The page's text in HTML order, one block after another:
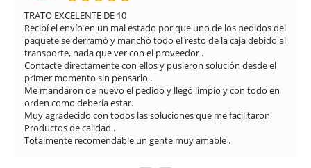
Muy buena experiencia con Airsof yecla. El servicio ha sido
excelente desde el primer momento. Me proporcionaron una
solución rápida y eficaz para el problema que tenía con la
réplica, manteniendo una atención muy profesional y amable
en todo momento.
El envío fue muy rápido y además se nota que cuidan mucho
los detalles: limpieza del arma, revisión completa y vídeos
explicando el estado y funcionamiento. La comunicación
también ha sido muy buena durante todo el proceso.
Sin duda, una tienda totalmente recomendable por la atención
al cliente y la seriedad con la que trabajan.